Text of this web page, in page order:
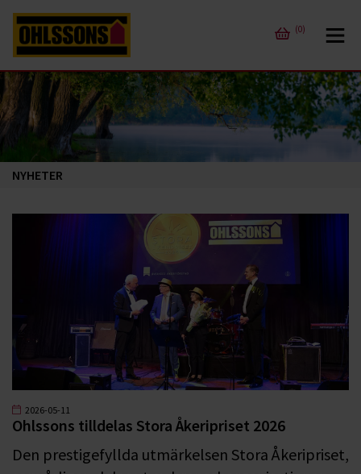
(0)
NYHETER
2026-05-11
Ohlssons tilldelas Stora Åkeripriset 2026
Den prestigefyllda utmärkelsen Stora Åkeripriset,